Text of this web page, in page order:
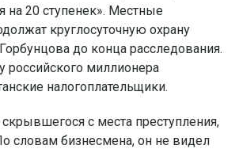
на 20 ступенек». Местные
круглосуточную охрану
до конца расследования.
российского миллионера
налогоплательщики.
с места преступления,
словам бизнесмена, он не видел